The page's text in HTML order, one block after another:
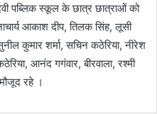
पब्लिक स्कूल के छात्र छात्राओं को
आकाश दीप, तिलक सिंह, लूसी
कुमार शर्मा, सचिन कठेरिया, नीरेश
आनंद गगंवार, बीरवाला, रश्मी
मौजूद रहे ।